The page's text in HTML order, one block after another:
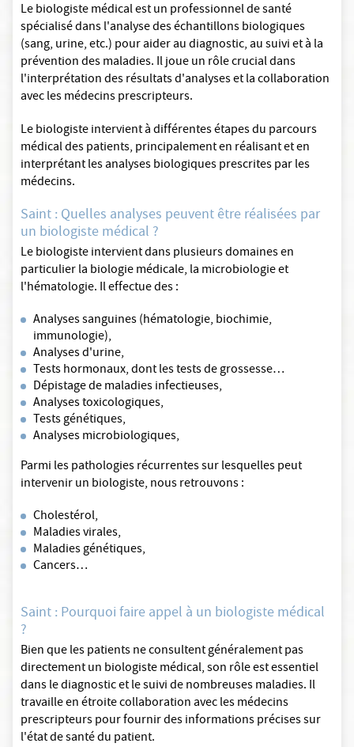
Le biologiste médical est un professionnel de santé
spécialisé dans l'analyse des échantillons biologiques
(sang, urine, etc.) pour aider au diagnostic, au suivi et à la
prévention des maladies. Il joue un rôle crucial dans
l'interprétation des résultats d'analyses et la collaboration
avec les médecins prescripteurs.
Le biologiste intervient à différentes étapes du parcours
médical des patients, principalement en réalisant et en
interprétant les analyses biologiques prescrites par les
médecins.
Saint : Quelles analyses peuvent être réalisées par
un biologiste médical ?
Le biologiste intervient dans plusieurs domaines en
particulier la biologie médicale, la microbiologie et
l'hématologie. Il effectue des :
Analyses sanguines (hématologie, biochimie,
immunologie),
Analyses d'urine,
Tests hormonaux, dont les tests de grossesse…
Dépistage de maladies infectieuses,
Analyses toxicologiques,
Tests génétiques,
Analyses microbiologiques,
Parmi les pathologies récurrentes sur lesquelles peut
intervenir un biologiste, nous retrouvons :
Cholestérol,
Maladies virales,
Maladies génétiques,
Cancers…
Saint : Pourquoi faire appel à un biologiste médical
?
Bien que les patients ne consultent généralement pas
directement un biologiste médical, son rôle est essentiel
dans le diagnostic et le suivi de nombreuses maladies. Il
travaille en étroite collaboration avec les médecins
prescripteurs pour fournir des informations précises sur
l'état de santé du patient.